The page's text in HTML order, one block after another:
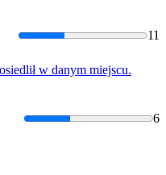
11
w danym miejscu.
6